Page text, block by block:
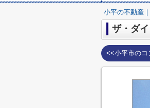
小平の不動産
ザ・ダ
<<小平市のコ